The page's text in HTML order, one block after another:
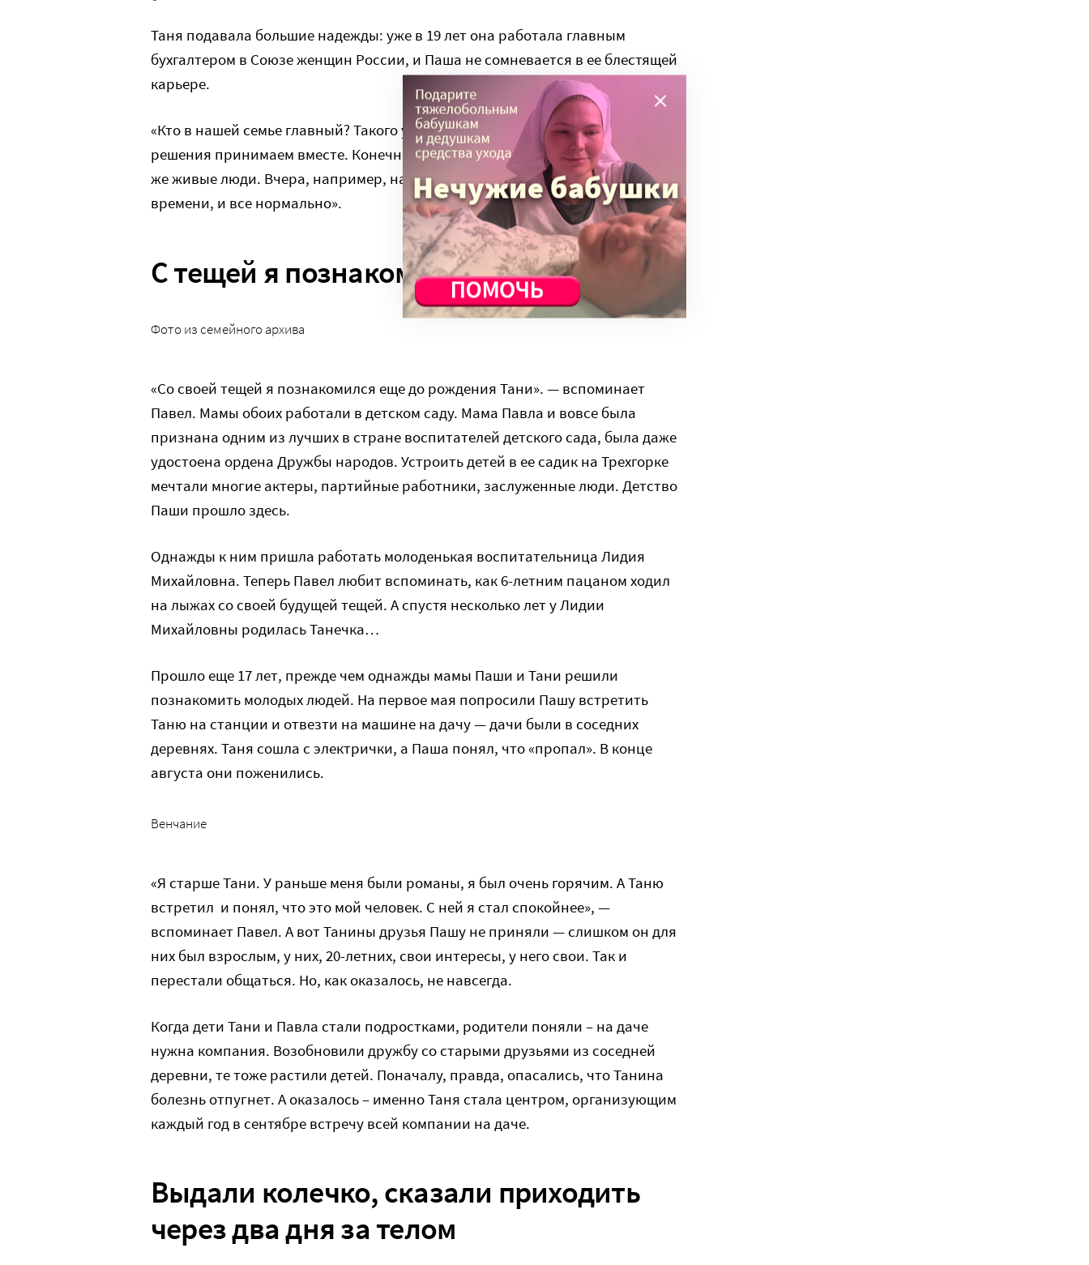
Таня подавала большие надежды: уже в 19 лет она работала главным
бухгалтером в Союзе женщин России, и Паша не сомневается в ее блестящей
карьере.
«Кто в нашей семье главный? Такого у нас нет, — говорит Павел. — Все
решения принимаем вместе. Конечно, бывает, что устаем друг от друга, мы
же живые люди. Вчера, например, надулись почему-то. Прошло немножко
времени, и все нормально».
С тещей я познакомился в детском саду
Фото из семейного архива
«Со своей тещей я познакомился еще до рождения Тани». — вспоминает
Павел. Мамы обоих работали в детском саду. Мама Павла и вовсе была
признана одним из лучших в стране воспитателей детского сада, была даже
удостоена ордена Дружбы народов. Устроить детей в ее садик на Трехгорке
мечтали многие актеры, партийные работники, заслуженные люди. Детство
Паши прошло здесь.
Однажды к ним пришла работать молоденькая воспитательница Лидия
Михайловна. Теперь Павел любит вспоминать, как 6-летним пацаном ходил
на лыжах со своей будущей тещей. А спустя несколько лет у Лидии
Михайловны родилась Танечка…
Прошло еще 17 лет, прежде чем однажды мамы Паши и Тани решили
познакомить молодых людей. На первое мая попросили Пашу встретить
Таню на станции и отвезти на машине на дачу — дачи были в соседних
деревнях. Таня сошла с электрички, а Паша понял, что «пропал». В конце
августа они поженились.
Венчание
«Я старше Тани. У раньше меня были романы, я был очень горячим. А Таню
встретил и понял, что это мой человек. С ней я стал спокойнее», —
вспоминает Павел. А вот Танины друзья Пашу не приняли — слишком он для
них был взрослым, у них, 20-летних, свои интересы, у него свои. Так и
перестали общаться. Но, как оказалось, не навсегда.
Когда дети Тани и Павла стали подростками, родители поняли – на даче
нужна компания. Возобновили дружбу со старыми друзьями из соседней
деревни, те тоже растили детей. Поначалу, правда, опасались, что Танина
болезнь отпугнет. А оказалось – именно Таня стала центром, организующим
каждый год в сентябре встречу всей компании на даче.
Выдали колечко, сказали приходить
через два дня за телом